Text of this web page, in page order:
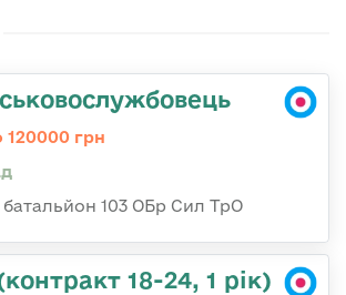
120000 грн
103 ОБр Сил ТрО
18-24, 1 рік)